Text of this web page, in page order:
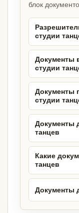
блок
студии
Документы
студии
Документы
студии
Документы
танцев
Какие
танцев
Документы